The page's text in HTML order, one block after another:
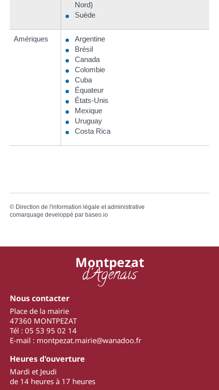
Nord)
Suède
Amériques
Argentine
Brésil
Canada
Colombie
Cuba
Équateur
États-Unis
Mexique
Uruguay
Costa Rica
© Direction de l'information légale et administrative
comarquage developpé par baseo.io
Montpezat
d'Agenais
Nous contacter
Place de la mairie
47360 MONTPEZAT
Tél : 05 53 95 02 14
E-mail : montpezat.mairie@wanadoo.fr
Heures d'ouverture
Mardi et Jeudi
de 14 heures à 17 heures